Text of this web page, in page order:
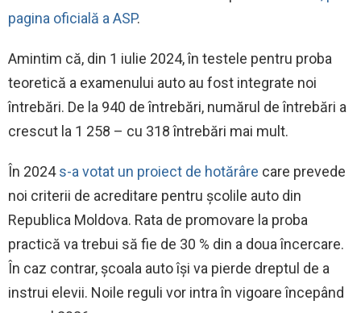
pagina oficială a ASP.
Amintim că, din 1 iulie 2024, în testele pentru proba
teoretică a examenului auto au fost integrate noi
întrebări. De la 940 de întrebări, numărul de întrebări a
crescut la 1 258 – cu 318 întrebări mai mult.
În 2024s-a votat un proiect de hotărâre care prevede
noi criterii de acreditare pentru școlile auto din
Republica Moldova. Rata de promovare la proba
practică va trebui să fie de 30 % din a doua încercare.
În caz contrar, școala auto își va pierde dreptul de a
instrui elevii. Noile reguli vor intra în vigoare începând